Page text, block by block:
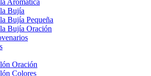
Aromática
Bujía
Bujía Pequeña
Bujía Oración
Oración
Colores